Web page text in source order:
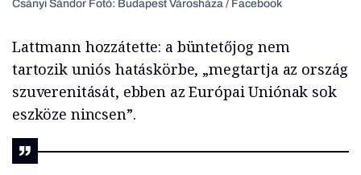
Csányi Sándor Fotó: Budapest Városháza / Facebook
Lattmann hozzátette: a büntetőjog nem
tartozik uniós hatáskörbe, „megtartja az ország
szuverenitását, ebben az Európai Uniónak sok
eszköze nincsen”.